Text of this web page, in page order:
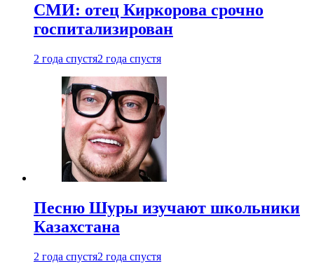
СМИ: отец Киркорова срочно
госпитализирован
2 года спустя2 года спустя
Песню Шуры изучают школьники
Казахстана
2 года спустя2 года спустя